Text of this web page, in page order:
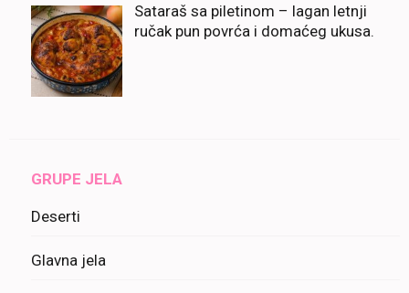
Sataraš sa piletinom – lagan letnji
ručak pun povrća i domaćeg ukusa.
GRUPE JELA
Deserti
Glavna jela